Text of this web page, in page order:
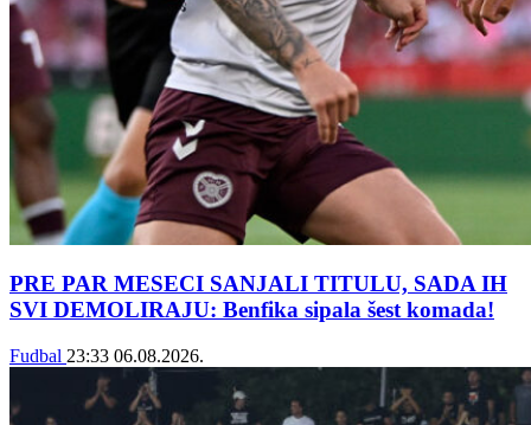
PRE PAR MESECI SANJALI TITULU, SADA IH
SVI DEMOLIRAJU: Benfika sipala šest komada!
Fudbal 23:33 06.08.2026.